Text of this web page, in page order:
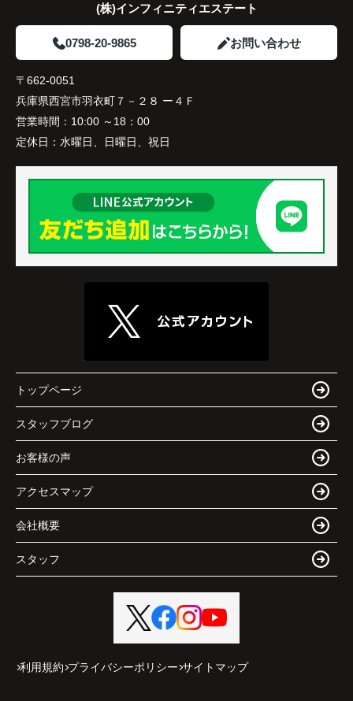
(株)インフィニティエステート
0798-20-9865 お問い合わせ
〒662-0051
兵庫県西宮市羽衣町７－２８ ー４Ｆ
営業時間： 10:00 ～18：00
定休日： 水曜日、日曜日、祝日
トップページ
スタッフブログ
お客様の声
アクセスマップ
会社概要
スタッフ
利用規約 プライバシーポリシー サイトマップ